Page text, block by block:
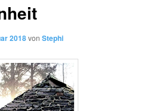
2018vonStephi